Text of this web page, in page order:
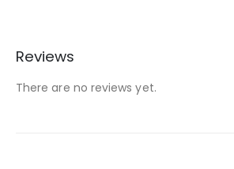
Reviews
There are no reviews yet.